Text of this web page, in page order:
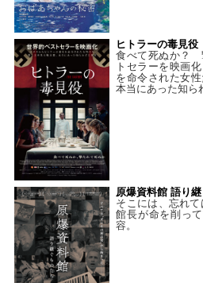
ヒトラーの毒見
食べて死ぬか？
トセラーを映画
を命令された女
本当にあった知ら
原爆資料館 語り
そこには、忘れ
館長が命を削っ
容。